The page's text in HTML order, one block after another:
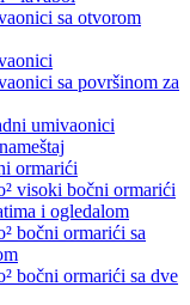
sa otvorom
sa površinom za
umivaonici
ormarići
visoki bočni ormarići
i ogledalom
bočni ormarići sa
bočni ormarići sa dve